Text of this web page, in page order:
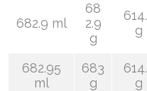
682.9 ml
68
2.9
g
g
682.95
ml
683
g
g